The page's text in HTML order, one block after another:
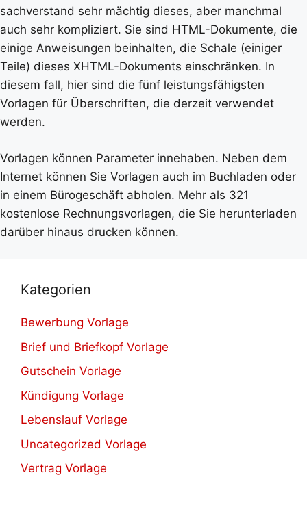
sachverstand sehr mächtig dieses, aber manchmal
auch sehr kompliziert. Sie sind HTML-Dokumente, die
einige Anweisungen beinhalten, die Schale (einiger
Teile) dieses XHTML-Dokuments einschränken. In
diesem fall, hier sind die fünf leistungsfähigsten
Vorlagen für Überschriften, die derzeit verwendet
werden.
Vorlagen können Parameter innehaben. Neben dem
Internet können Sie Vorlagen auch im Buchladen oder
in einem Bürogeschäft abholen. Mehr als 321
kostenlose Rechnungsvorlagen, die Sie herunterladen
darüber hinaus drucken können.
Kategorien
Bewerbung Vorlage
Brief und Briefkopf Vorlage
Gutschein Vorlage
Kündigung Vorlage
Lebenslauf Vorlage
Uncategorized Vorlage
Vertrag Vorlage